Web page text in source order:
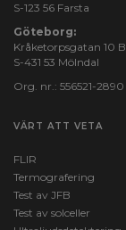
S-123 56 Farsta
Göteborg:
Kråketorpsgatan 10 B
S-431 53 Mölndal
Org. nr.: 556521-2890
VÄRT ATT VETA
FLIR
Termografering
Test av JFB
Test av solceller